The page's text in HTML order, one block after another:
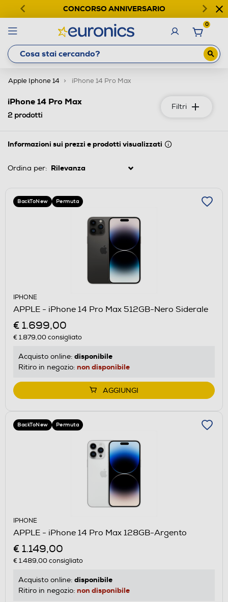
CONCORSO ANNIVERSARIO
0
Apple Iphone 14 iPhone 14 Pro Max
Filtri
iPhone 14 Pro Max
2prodotti
Informazioni sui prezzi e prodotti visualizzati
Ordina per:
BackToNew Permuta
IPHONE
APPLE - iPhone 14 Pro Max 512GB-Nero Siderale
€ 1.699,00
€ 1.879,00consigliato
Acquisto online: disponibile
Ritiro in negozio: non disponibile
AGGIUNGI
BackToNew Permuta
IPHONE
APPLE - iPhone 14 Pro Max 128GB-Argento
€ 1.149,00
€ 1.489,00consigliato
Acquisto online: disponibile
Ritiro in negozio: non disponibile